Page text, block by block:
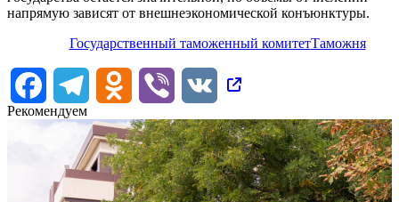
напрямую зависят от внешнеэкономической конъюнктуры.
Государственный таможенный комитетТаможня
FacebookTelegram Odnoklassniki
Viber
VK
Рекомендуем